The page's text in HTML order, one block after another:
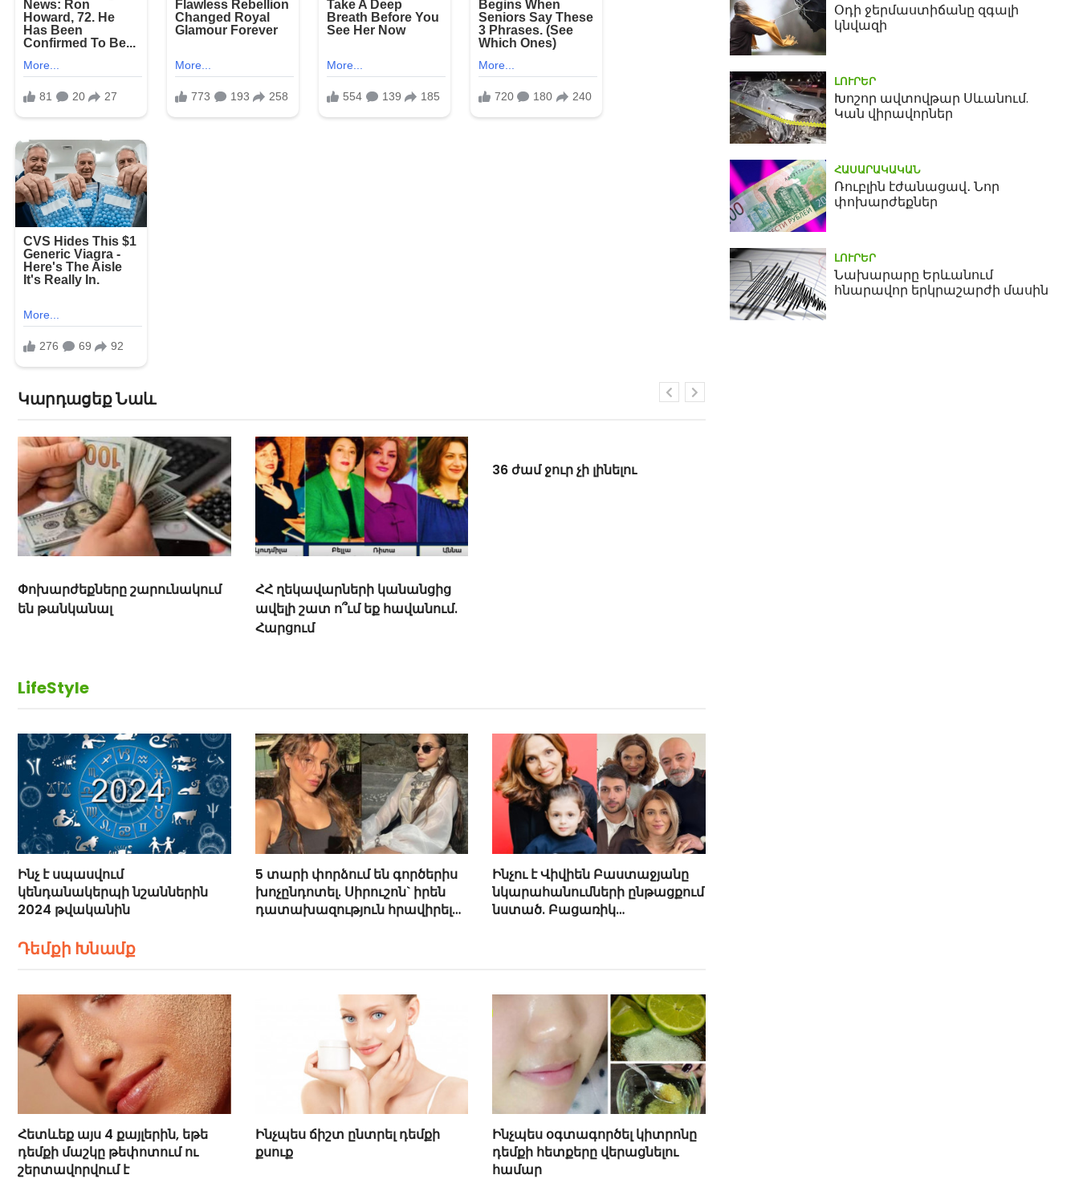
Կարդացեք Նաև
Փոխարժեքները շարունակում
են թանկանալ
ՀՀ ղեկավարների կանանցից
ավելի շատ ո՞ւմ եք հավանում.
Հարցում
LifeStyle
Ինչ է սպասվում
կենդանակերպի նշաններին
2024 թվականին
5 տարի փորձում են գործերիս
խոչընդոտել. Սիրուշոն` իրեն
դատախազություն հրավիրելու
Ինչու է Վիվիեն Բաստաջյանը
նկարահանումների ընթացքում
նստած. Բացառիկ
Դեմքի Խնամք
Հետևեք այս 4 քայլերին, եթե
դեմքի մաշկը թեփոտում ու
շերտավորվում է
Ինչպես ճիշտ ընտրել դեմքի
քսուք
Ինչպես օգտագործել կիտրոնը
դեմքի հետքերը վերացնելու
համար
Օդի ջերմաստիճանը զգալի
կնվազի
ԼՈՒՐԵՐ
Խոշոր ավտովթար Սևանում.
Կան վիրավորներ
ՀԱՍԱՐԱԿԱԿԱՆ
Ռուբլին էժանացավ․ Նոր
փոխարժեքներ
ԼՈՒՐԵՐ
Նախարարը Երևանում
հնարավոր երկրաշարժի մասին